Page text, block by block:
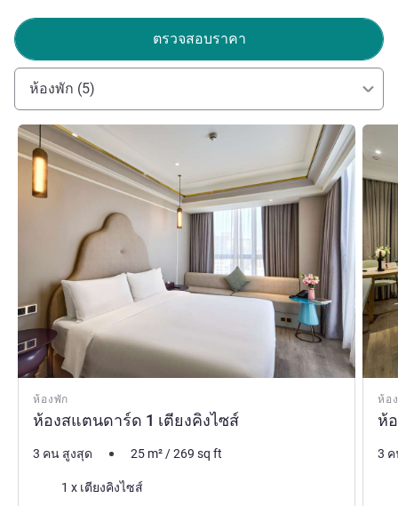
ตรวจสอบราคา
ห้องพัก (5)
ห้องพัก
ห้องสแตนดาร์ด 1 เตียงคิงไซส์
ดูรายละเอียด
3 คน สูงสุด 25 m²/269 sq ft
เครื่องนอน
1 x เตียงคิงไซส์
ห้อ
ห้
ดูราย
3